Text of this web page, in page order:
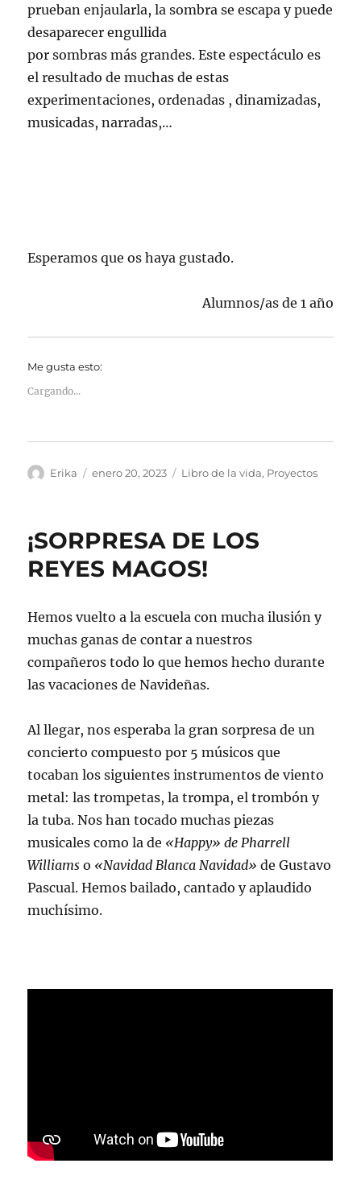
prueban enjaularla, la sombra se escapa y puede
desaparecer engullida
por sombras más grandes. Este espectáculo es
el resultado de muchas de estas
experimentaciones, ordenadas , dinamizadas,
musicadas, narradas,…
Esperamos que os haya gustado.
Alumnos/as de 1 año
Me gusta esto:
Cargando...
Autor
Erika
Publicado
enero 20, 2023 Categorías
Libro de la vida, Proyectos
¡SORPRESA DE LOS
REYES MAGOS!
Hemos vuelto a la escuela con mucha ilusión y
muchas ganas de contar a nuestros
compañeros todo lo que hemos hecho durante
las vacaciones de Navideñas.
Al llegar, nos esperaba la gran sorpresa de un
concierto compuesto por 5 músicos que
tocaban los siguientes instrumentos de viento
metal: las trompetas, la trompa, el trombón y
la tuba. Nos han tocado muchas piezas
musicales como la de «Happy» de Pharrell
Williams o «Navidad Blanca Navidad»de Gustavo
Pascual. Hemos bailado, cantado y aplaudido
muchísimo.